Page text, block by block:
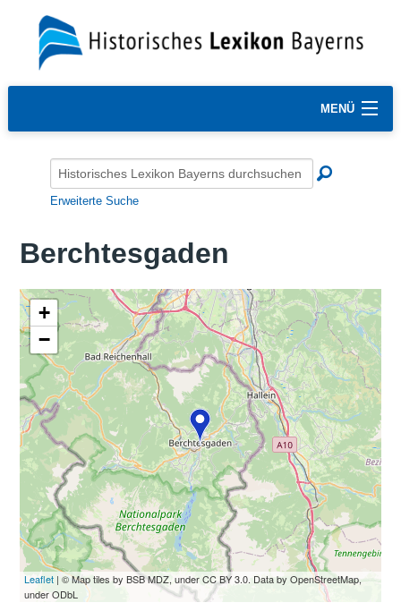
MENÜ
Erweiterte Suche
Berchtesgaden
+
−
Leaflet| © Map tiles by BSB MDZ, under CC BY 3.0. Data by OpenStreetMap,
under ODbL